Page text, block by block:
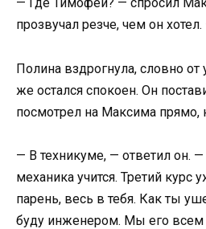
— Где Тимофей? — спросил
прозвучал резче, чем он
Полина вздрогнула, словно
же остался спокоен. Он
посмотрел на Максима прямо,
— В техникуме, — ответил он.
механика учится. Третий курс
парень, весь в тебя. Как ты
буду инженером. Мы его всем